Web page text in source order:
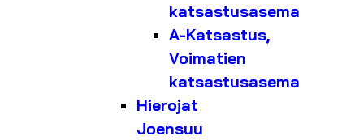
katsastusasema
A-Katsastus,
Voimatien
katsastusasema
Hierojat
Joensuu